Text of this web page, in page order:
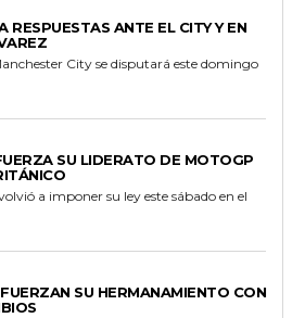
RESPUESTAS ANTE EL CITY Y EN
City se disputará este domingo
SU LIDERATO DE MOTOGP
a imponer su ley este sábado en el
SU HERMANAMIENTO CON